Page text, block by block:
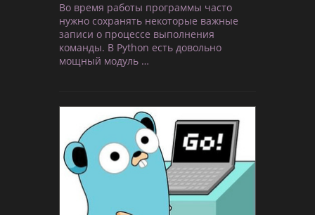
Во время работы программы часто
нужно сохранять некоторые важные
записи о процессе выполнения
команды. В Python есть довольно
мощный модуль …